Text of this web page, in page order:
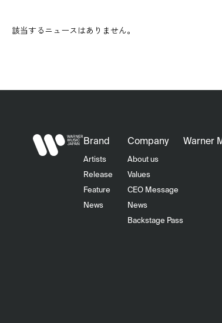
該当するニュースはありません。
Brand
Artists
Release
Feature
News
Company
About us
Values
CEO Message
News
Backstage Pass
Warner